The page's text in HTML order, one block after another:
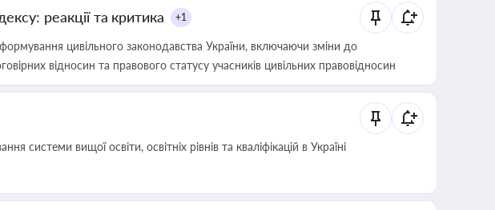
реакції та критика +1
цивільного законодавства України, включаючи зміни до
відносин та правового статусу учасників цивільних правовідносин
системи вищої освіти, освітніх рівнів та кваліфікацій в Україні